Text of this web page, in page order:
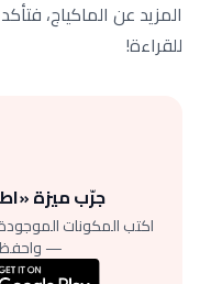
المزيد عن الماكياج،
للقراءة!
جرّب ميزة
اكتب المكونات
— واحفظ